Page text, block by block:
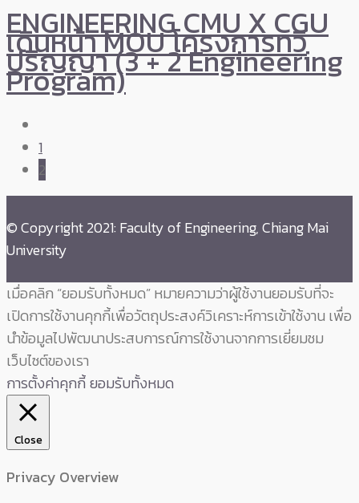
ENGINEERING CMU X CGU
เดินหน้า MOU โครงการทวิ
ปริญญา (3 + 2 Engineering
Program)
1
2
© Copyright 2021: Faculty of Engineering, Chiang Mai
University
เมื่อคลิก “ยอมรับทั้งหมด” หมายความว่าผู้ใช้งานยอมรับที่จะ
เปิดการใช้งานคุกกี้เพื่อวัตถุประสงค์วิเคราะห์การเข้าใช้งาน เพื่อ
นำข้อมูลไปพัฒนาประสบการณ์การใช้งานจากการเยี่ยมชม
เว็บไซต์ของเรา
การตั้งค่าคุกกี้ยอมรับทั้งหมด
Close
Privacy Overview